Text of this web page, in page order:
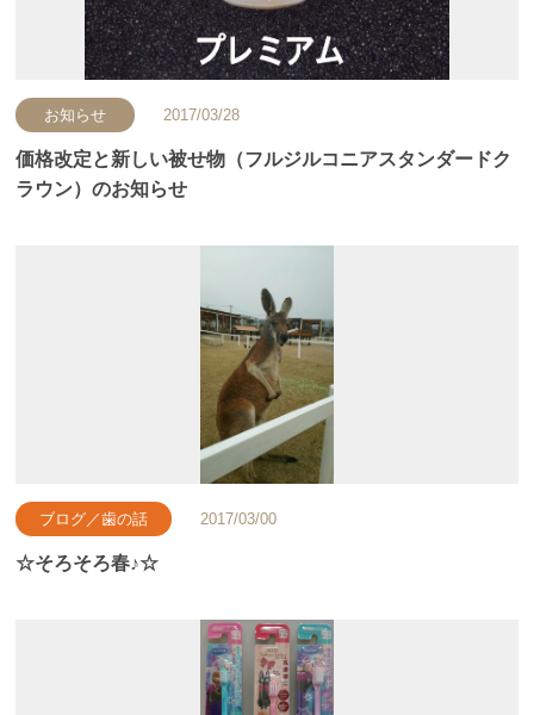
お知らせ 2017/03/28
価格改定と新しい被せ物（フルジルコニアスタンダードク
ラウン）のお知らせ
ブログ／歯の話 2017/03/00
☆そろそろ春♪☆